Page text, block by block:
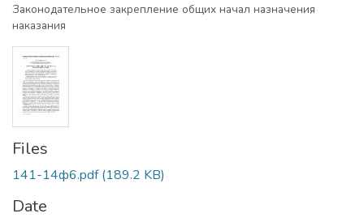
Законодательное закрепление общих начал назначения
наказания
Files
141-14ф6.pdf(189.2 KB)
Date